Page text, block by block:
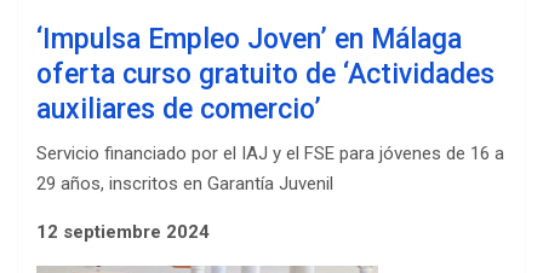
‘Impulsa Empleo Joven’ en Málaga
oferta curso gratuito de ‘Actividades
auxiliares de comercio’
Servicio financiado por el IAJ y el FSE para jóvenes de 16 a
29 años, inscritos en Garantía Juvenil
12 septiembre 2024